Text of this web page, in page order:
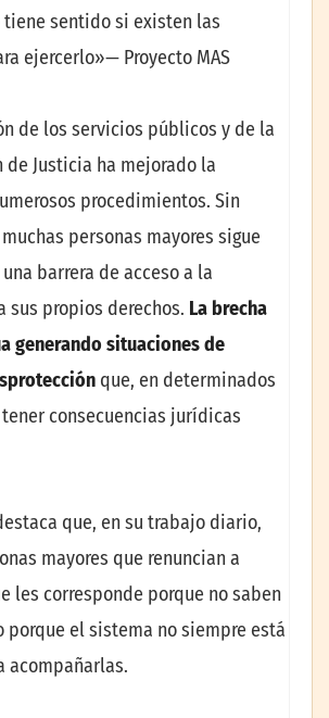
sentido si existen las
ejercerlo»— Proyecto MAS
de los servicios públicos y de la
Justicia ha mejorado la
procedimientos. Sin
personas mayores sigue
barrera de acceso a la
sus propios derechos. La brecha
generando situaciones de
que, en determinados
consecuencias jurídicas
que, en su trabajo diario,
mayores que renuncian a
les corresponde porque no saben
porque el sistema no siempre está
acompañarlas.